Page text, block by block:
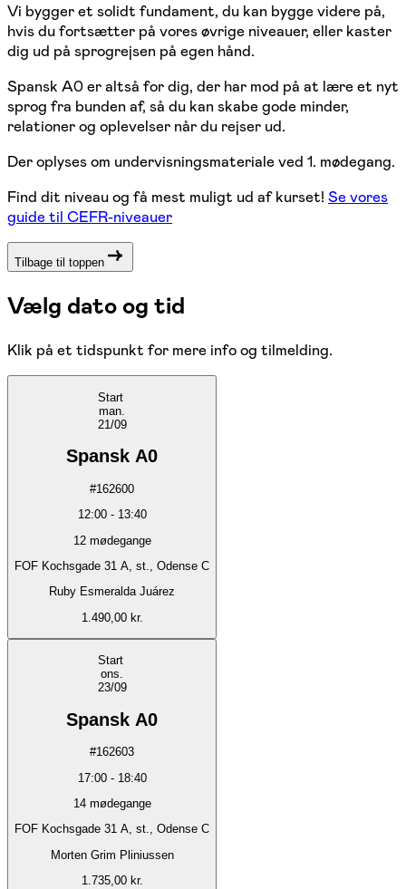
Vi bygger et solidt fundament, du kan bygge videre på,
hvis du fortsætter på vores øvrige niveauer, eller kaster
dig ud på sprogrejsen på egen hånd.
Spansk A0 er altså for dig, der har mod på at lære et nyt
sprog fra bunden af, så du kan skabe gode minder,
relationer og oplevelser når du rejser ud.
Der oplyses om undervisningsmateriale ved 1. mødegang.
Find dit niveau og få mest muligt ud af kurset! Se vores
guide til CEFR-niveauer
Tilbage til toppen
Vælg dato og tid
Klik på et tidspunkt for mere info og tilmelding.
Start
man.
21/09
Spansk A0
#162600
12:00- 13:40
12 mødegange
FOF Kochsgade 31 A, st., Odense C
Ruby Esmeralda Juárez
1.490,00 kr.
Start
ons.
23/09
Spansk A0
#162603
17:00- 18:40
14 mødegange
FOF Kochsgade 31 A, st., Odense C
Morten Grim Pliniussen
1.735,00 kr.